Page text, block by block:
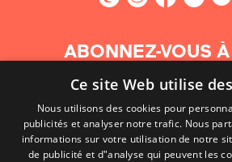
ABONNEZ-VOUS
Ce site Web utilise
Nous utilisons des cookies pour
publicités et analyser notre trafic. Nous
informations sur votre utilisation de notre
de publicité et d"analyse qui peuvent les